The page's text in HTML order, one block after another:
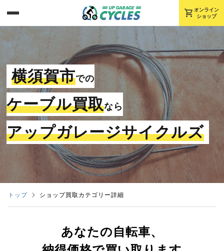
shopping_cart オンライン
ショップ
横須賀市での
ケーブル買取なら
アップガレージサイクルズ
トップ ショップ買取カテゴリー詳細
あなたの自転車、